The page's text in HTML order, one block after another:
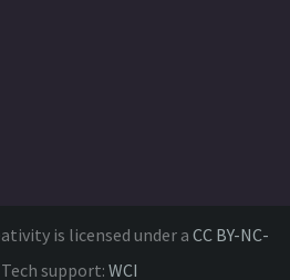
is licensed under a CC BY-NC-
Tech support: WCI